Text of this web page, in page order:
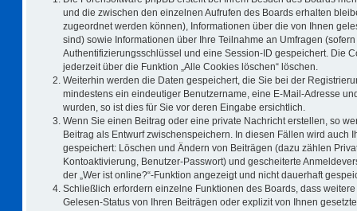
und die zwischen den einzelnen Aufrufen des Boards erhalten
zugeordnet werden können), Informationen über die von Ihnen
sind) sowie Informationen über Ihre Teilnahme an Umfragen
Authentifizierungsschlüssel und eine Session-ID gespeichert. Die
jederzeit über die Funktion „Alle Cookies löschen“ löschen.
Weiterhin werden die Daten gespeichert, die Sie bei der
mindestens ein eindeutiger Benutzername, eine E-Mail-Adresse
wurden, so ist dies für Sie vor deren Eingabe ersichtlich.
Wenn Sie einen Beitrag oder eine private Nachricht erstellen, so
Beitrag als Entwurf zwischenspeichern. In diesen Fällen wird
gespeichert: Löschen und Ändern von Beiträgen (dazu zählen
Kontoaktivierung, Benutzer-Passwort) und gescheiterte
der „Wer ist online?“-Funktion angezeigt und nicht dauerhaft
Schließlich erfordern einzelne Funktionen des Boards, dass
Gelesen-Status von Ihren Beiträgen oder explizit von Ihnen